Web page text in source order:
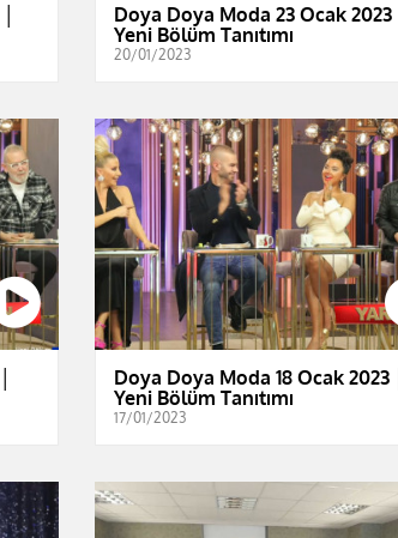
Doya Doya Moda 23 Ocak 2023 │
Yeni Bölüm Tanıtımı
20/01/2023
Doya Doya Moda 18 Ocak 2023 │
Yeni Bölüm Tanıtımı
17/01/2023